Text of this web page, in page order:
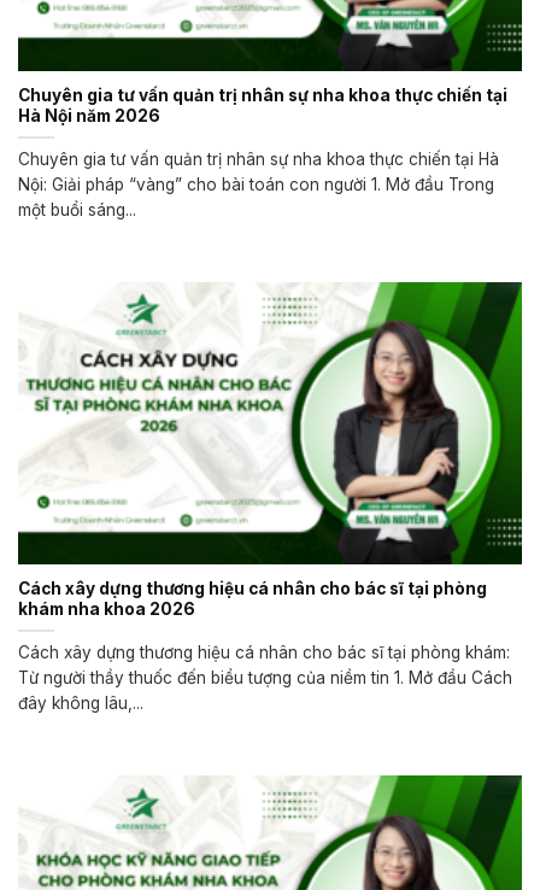
Chuyên gia tư vấn quản trị nhân sự nha khoa thực chiến tại
Hà Nội năm 2026
Chuyên gia tư vấn quản trị nhân sự nha khoa thực chiến tại Hà
Nội: Giải pháp “vàng” cho bài toán con người 1. Mở đầu Trong
một buổi sáng...
Cách xây dựng thương hiệu cá nhân cho bác sĩ tại phòng
khám nha khoa 2026
Cách xây dựng thương hiệu cá nhân cho bác sĩ tại phòng khám:
Từ người thầy thuốc đến biểu tượng của niềm tin 1. Mở đầu Cách
đây không lâu,...